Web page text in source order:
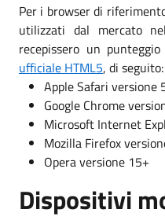
Per i browser di
utilizzati dal mercato
recepissero un
ufficiale HTML5, di seguito:
Apple Safari versione
Google Chrome
Microsoft Internet
Mozilla Firefox
Opera versione 15+
Dispositivi